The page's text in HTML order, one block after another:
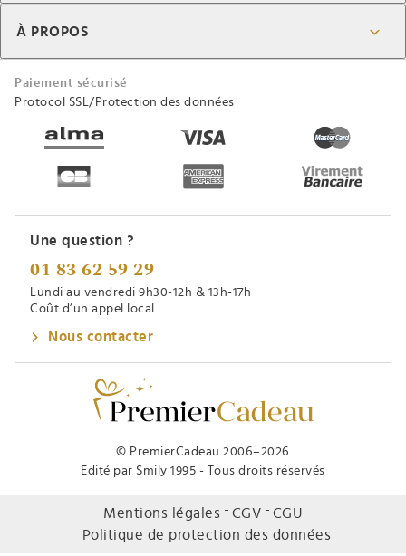
© PremierCadeau 2006–2026
Edité par Smily 1995 - Tous droits réservés
À PROPOS
Paiement sécurisé
Protocol SSL/Protection des données
Une question ?
01 83 62 59 29
Lundi au vendredi 9h30-12h & 13h-17h
Coût d’un appel local
Nous contacter
Mentions légales CGV
CGU
Politique de protection des données